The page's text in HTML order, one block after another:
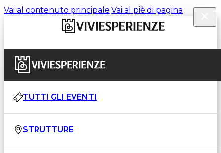
Vai al contenuto principale Vai al piè di pagina
TUTTI GLI EVENTI
STRUTTURE